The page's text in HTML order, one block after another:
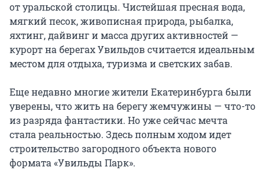
от уральской столицы. Чистейшая пресная вода,
мягкий песок, живописная природа, рыбалка,
яхтинг, дайвинг и масса других активностей —
курорт на берегах Увильдов считается идеальным
местом для отдыха, туризма и светских забав.
Еще недавно многие жители Екатеринбурга были
уверены, что жить на берегу жемчужины — что-то
из разряда фантастики. Но уже сейчас мечта
стала реальностью. Здесь полным ходом идет
строительство загородного объекта нового
формата «Увильды Парк».